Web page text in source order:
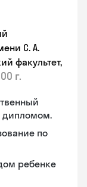
С. А.
факультет,
г.
дипломом.
по
ребенке